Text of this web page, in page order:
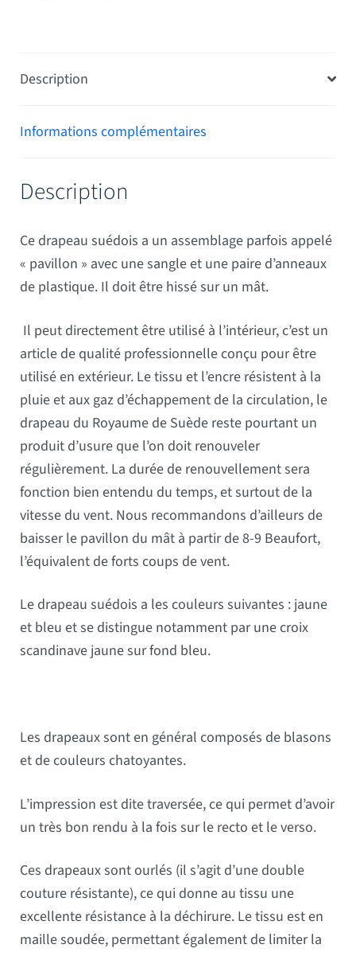
Description
Informations complémentaires
Description
Ce drapeau suédois a un assemblage parfois appelé
« pavillon » avec une sangle et une paire d’anneaux
de plastique. Il doit être hissé sur un mât.
Il peut directement être utilisé à l’intérieur, c’est un
article de qualité professionnelle conçu pour être
utilisé en extérieur. Le tissu et l’encre résistent à la
pluie et aux gaz d’échappement de la circulation, le
drapeau du Royaume de Suède reste pourtant un
produit d’usure que l’on doit renouveler
régulièrement. La durée de renouvellement sera
fonction bien entendu du temps, et surtout de la
vitesse du vent. Nous recommandons d’ailleurs de
baisser le pavillon du mât à partir de 8-9 Beaufort,
l’équivalent de forts coups de vent.
Le drapeau suédois a les couleurs suivantes : jaune
et bleu et se distingue notamment par une croix
scandinave jaune sur fond bleu.
Les drapeaux sont en général composés de blasons
et de couleurs chatoyantes.
L’impression est dite traversée, ce qui permet d’avoir
un très bon rendu à la fois sur le recto et le verso.
Ces drapeaux sont ourlés (il s’agit d’une double
couture résistante), ce qui donne au tissu une
excellente résistance à la déchirure. Le tissu est en
maille soudée, permettant également de limiter la